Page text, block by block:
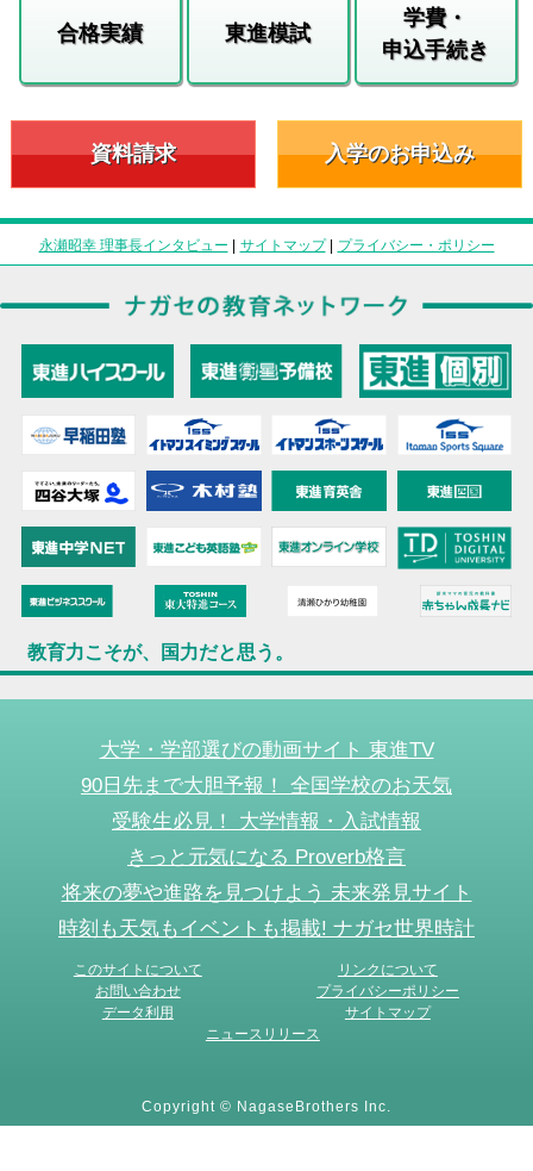
合格実績 東進模試
学費・
申込手続き
資料請求 入学のお申込み
永瀬昭幸 理事長インタビュー | サイトマップ| プライバシー・ポリシー
教育力こそが、国力だと思う。
大学・学部選びの動画サイト 東進TV
90日先まで大胆予報！ 全国学校のお天気
受験生必見！ 大学情報・入試情報
きっと元気になる Proverb格言
将来の夢や進路を見つけよう 未来発見サイト
時刻も天気もイベントも掲載! ナガセ世界時計
このサイトについて
リンクについて
お問い合わせ
プライバシーポリシー
データ利用
サイトマップ
ニュースリリース
Copyright © NagaseBrothers Inc.